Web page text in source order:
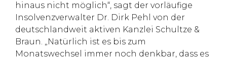
hinaus nicht möglich“, sagt der vorläufige
Insolvenzverwalter Dr. Dirk Pehl von der
deutschlandweit aktiven Kanzlei Schultze &
Braun. „Natürlich ist es bis zum
Monatswechsel immer noch denkbar, dass es